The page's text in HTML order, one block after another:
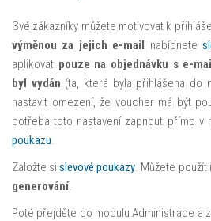
Své zákazníky můžete motivovat k
výměnou za jejich e-mail nabídnete
aplikovat pouze na objednávku s e-
byl vydán (ta, která byla přihlášena do
nastavit omezení, že voucher má být
potřeba toto nastavení zapnout přímo v
poukazu.
Založte sislevové poukazy. Můžete
generování.
Poté přejděte do modulu Administrace a